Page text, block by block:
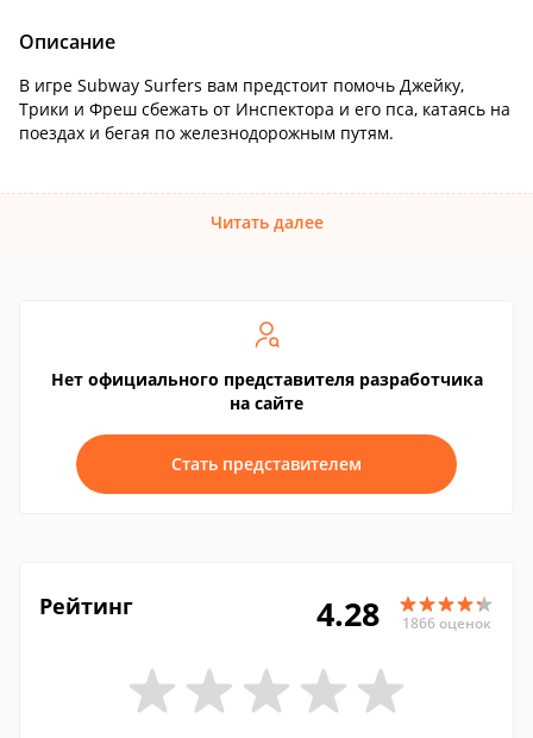
Описание
В игре Subway Surfers вам предстоит помочь Джейку,
Трики и Фреш сбежать от Инспектора и его пса, катаясь на
поездах и бегая по железнодорожным путям.
Читать далее
Нет официального представителя разработчика
на сайте
Стать представителем
Рейтинг 4.28 1866 оценок